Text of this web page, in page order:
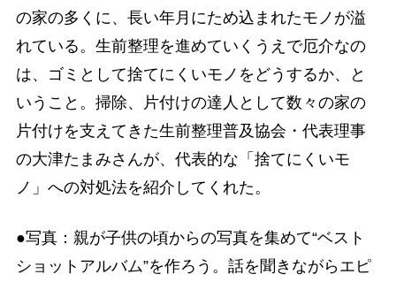
の家の多くに、長い年月にため込まれたモノが溢
れている。生前整理を進めていくうえで厄介なの
は、ゴミとして捨てにくいモノをどうするか、と
いうこと。掃除、片付けの達人として数々の家の
片付けを支えてきた生前整理普及協会・代表理事
の大津たまみさんが、代表的な「捨てにくいモ
ノ」への対処法を紹介してくれた。
●写真：親が子供の頃からの写真を集めて“ベスト
ショットアルバム”を作ろう。話を聞きながらエピ